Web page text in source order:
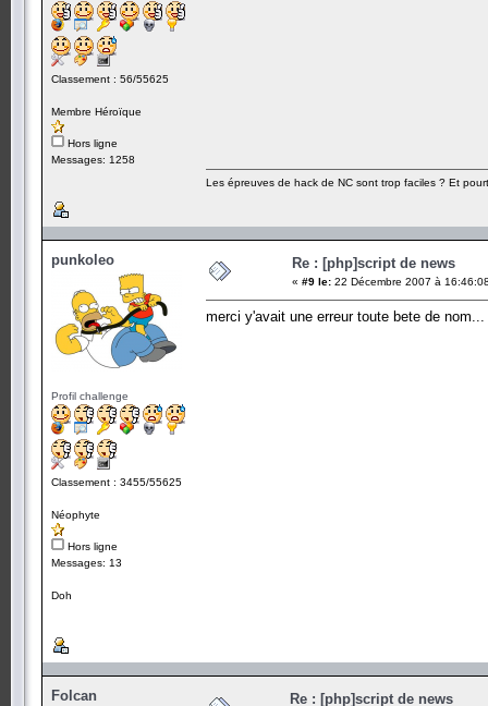
Classement : 56/55625
Membre Héroïque
Hors ligne
Messages: 1258
Les épreuves de hack de NC sont trop faciles ? Et
punkoleo
Profil challenge
Classement : 3455/55625
Néophyte
Hors ligne
Messages: 13
Doh
Re : [php]script de news
« #9 le: 22 Décembre 2007 à
merci y'avait une erreur toute bete de nom...
Folcan Re : [php]script de news